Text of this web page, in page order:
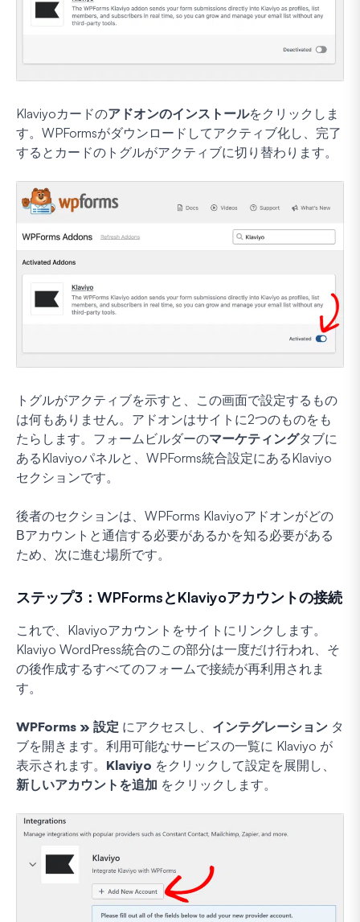
Klaviyoカードのアドオンのインストールをクリックしま
す。WPFormsがダウンロードしてアクティブ化し、完了
するとカードのトグルがアクティブに切り替わります。
トグルがアクティブを示すと、この画面で設定するもの
は何もありません。アドオンはサイトに2つのものをも
たらします。フォームビルダーのマーケティングタブに
あるKlaviyoパネルと、WPForms統合設定にあるKlaviyo
セクションです。
後者のセクションは、WPForms Klaviyoアドオンがどの
Вアカウントと通信する必要があるかを知る必要がある
ため、次に進む場所です。
ステップ3：WPFormsとKlaviyoアカウントの接続
これで、Klaviyoアカウントをサイトにリンクします。
Klaviyo WordPress統合のこの部分は一度だけ行われ、そ
の後作成するすべてのフォームで接続が再利用されま
す。
WPForms » 設定 にアクセスし、 インテグレーション タ
ブを開きます。利用可能なサービスの一覧に Klaviyo が
表示されます。 Klaviyo をクリックして設定を展開し、
新しいアカウントを追加 をクリックします。